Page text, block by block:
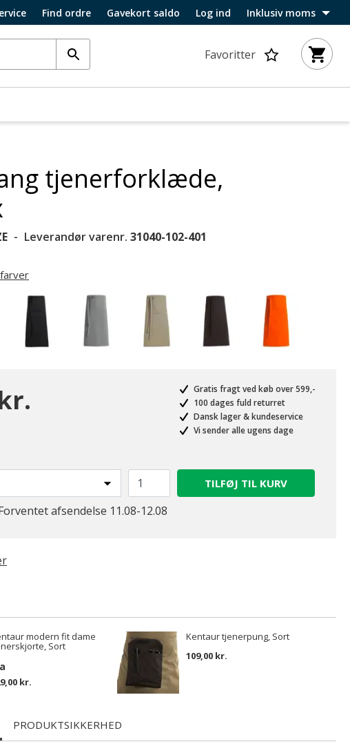
Find ordre Gavekort saldo Log ind Inklusiv moms
Favoritter
tjenerforklæde,
Leverandør varenr. 31040-102-401
Gratis fragt ved køb over 599,-
100 dages fuld returret
Dansk lager & kundeservice
Vi sender alle ugens dage
TILFØJ TIL KURV
afsendelse 11.08-12.08
modern fit dame
Sort
kr.
Kentaur tjenerpung, Sort
109,00 kr.
PRODUKTSIKKERHED